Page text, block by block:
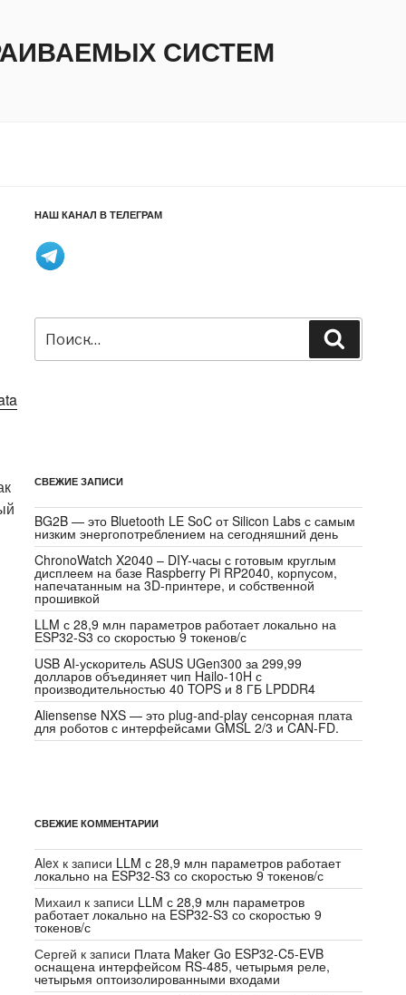
СИСТЕМ
НАШ КАНАЛ В ТЕЛЕГРАМ
Искать:
СВЕЖИЕ ЗАПИСИ
BG2B — это Bluetooth LE SoC от Silicon Labs с самым
низким энергопотреблением на сегодняшний день
ChronoWatch X2040 – DIY-часы с готовым круглым
дисплеем на базе Raspberry Pi RP2040, корпусом,
напечатанным на 3D-принтере, и собственной
прошивкой
LLM с 28,9 млн параметров работает локально на
ESP32-S3 со скоростью 9 токенов/с
USB AI-ускоритель ASUS UGen300 за 299,99
долларов объединяет чип Hailo-10H с
производительностью 40 TOPS и 8 ГБ LPDDR4
Aliensense NXS — это plug-and-play сенсорная плата
для роботов с интерфейсами GMSL 2/3 и CAN-FD.
СВЕЖИЕ КОММЕНТАРИИ
Alex к записи LLM с 28,9 млн параметров работает
локально на ESP32-S3 со скоростью 9 токенов/с
Михаил к записи LLM с 28,9 млн параметров
работает локально на ESP32-S3 со скоростью 9
токенов/с
Сергей к записи Плата Maker Go ESP32-C5-EVB
оснащена интерфейсом RS-485, четырьмя реле,
четырьмя оптоизолированными входами